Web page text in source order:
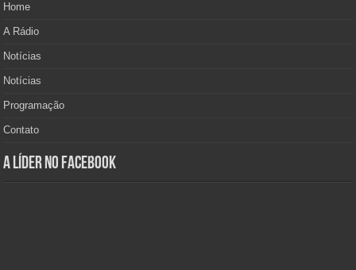
Home
A Rádio
Notícias
Notícias
Programação
Contato
A Líder no Facebook